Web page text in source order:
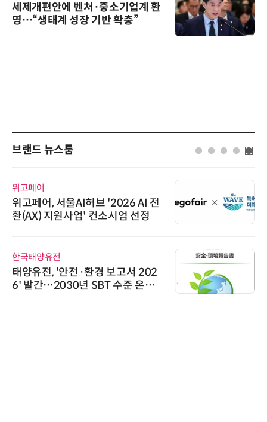
세제개편안에 벤처·중소기업계 환
영…“생태계 성장 기반 확충”
브랜드 뉴스룸
, 서울AI허브 '2026 AI 전
원사업' 컨소시엄 선정
전
, '안전·환경 보고서 202
년 SBT 수준 온실
로옴, 발
시큐어링크
흥원 AI
정